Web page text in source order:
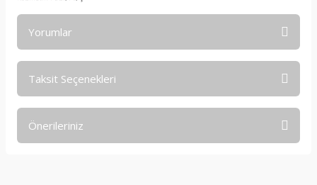
Yorumlar
Taksit Seçenekleri
Önerileriniz